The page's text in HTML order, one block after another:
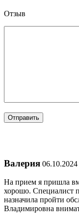
Отзыв
Валерия 06.10.2024
На прием я пришла
хорошо. Специалист
назначила пройти
Владимировна